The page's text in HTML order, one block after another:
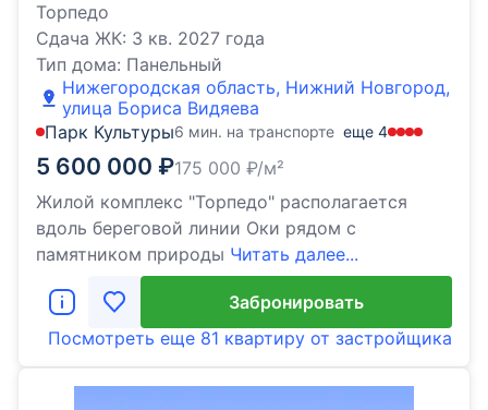
Торпедо
Сдача ЖК: 3 кв. 2027 года
Тип дома: Панельный
Нижегородская область, Нижний Новгород,
улица Бориса Видяева
Парк Культуры6 мин. на транспорте еще 4
5 600 000 ₽175 000 ₽/м²
Жилой комплекс "Торпедо" располагается
вдоль береговой линии Оки рядом с
памятником природы Читать далее...
Забронировать
Посмотреть еще 81 квартиру от застройщика